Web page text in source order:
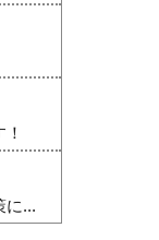
に...